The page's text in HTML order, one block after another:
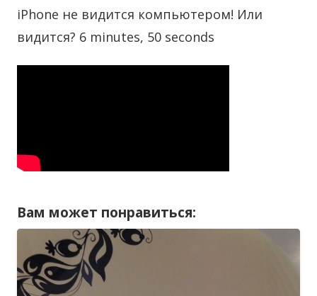
iPhone не видится компьютером! Или
видится? 6 minutes, 50 seconds
Вам может понравиться: